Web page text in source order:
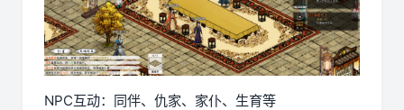
NPC互动：同伴、仇家、家仆、生育等